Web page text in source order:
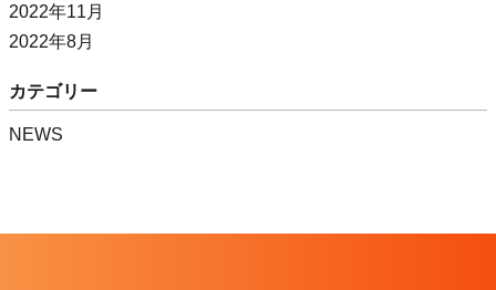
2022年11月
2022年8月
カテゴリー
NEWS